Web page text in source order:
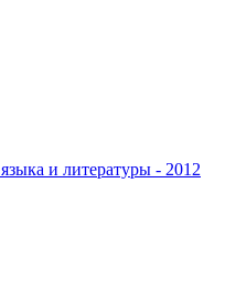
и литературы - 2012